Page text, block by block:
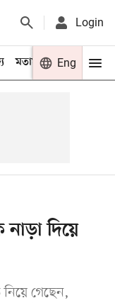
Login
মতামত খেলা
Eng
দিয়ে
গেছেন,